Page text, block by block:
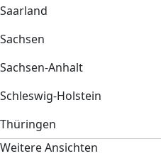
Saarland
Sachsen
Sachsen-Anhalt
Schleswig-Holstein
Thüringen
Weitere Ansichten